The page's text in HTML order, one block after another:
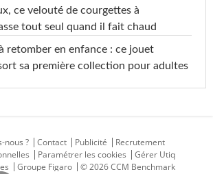
ce velouté de courgettes à
tout seul quand il fait chaud
retomber en enfance : ce jouet
sa première collection pour adultes
nous ?
Contact Publicité
Recrutement
Paramétrer les cookies
Gérer Utiq
Groupe Figaro © 2026 CCM Benchmark